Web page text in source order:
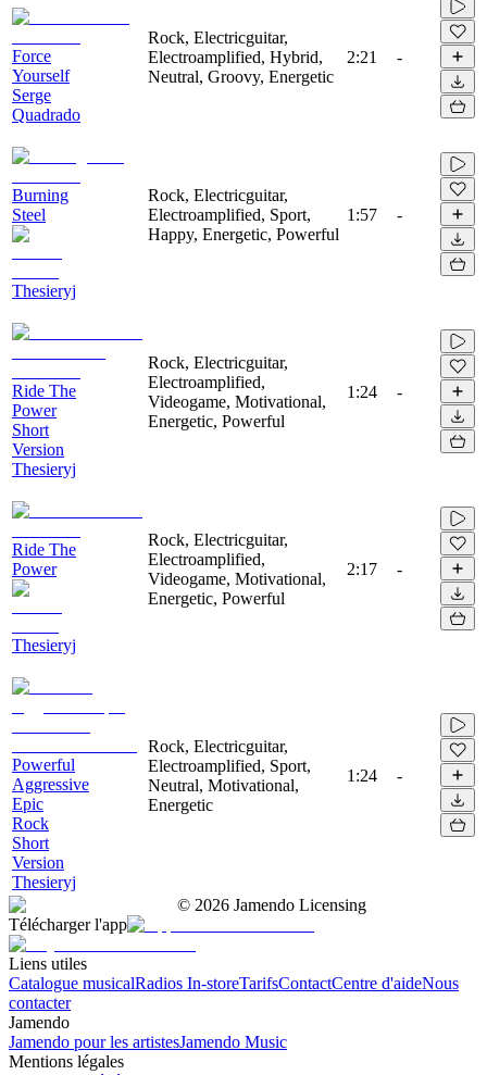
Force
Yourself
Serge
Quadrado
Rock, Electricguitar,
Electroamplified, Hybrid,
Neutral, Groovy, Energetic
2:21 -
Burning
Steel
Thesieryj
Rock, Electricguitar,
Electroamplified, Sport,
Happy, Energetic, Powerful
1:57 -
Ride The
Power
Short
Version
Thesieryj
Rock, Electricguitar,
Electroamplified,
Videogame, Motivational,
Energetic, Powerful
1:24 -
Ride The
Power
Thesieryj
Rock, Electricguitar,
Electroamplified,
Videogame, Motivational,
Energetic, Powerful
2:17 -
Powerful
Aggressive
Epic
Rock
Short
Version
Thesieryj
Rock, Electricguitar,
Electroamplified, Sport,
Neutral, Motivational,
Energetic
1:24 -
© 2026 Jamendo Licensing
Télécharger l'app
Liens utiles
Catalogue musicalRadios In-storeTarifsContactCentre d'aideNous
contacter
Jamendo
Jamendo pour les artistesJamendo Music
Mentions légales